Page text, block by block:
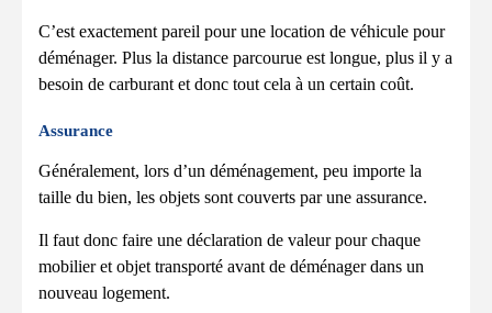
C’est exactement pareil pour une location de véhicule pour
déménager. Plus la distance parcourue est longue, plus il y a
besoin de carburant et donc tout cela à un certain coût.
Assurance
Généralement, lors d’un déménagement, peu importe la
taille du bien, les objets sont couverts par une assurance.
Il faut donc faire une déclaration de valeur pour chaque
mobilier et objet transporté avant de déménager dans un
nouveau logement.